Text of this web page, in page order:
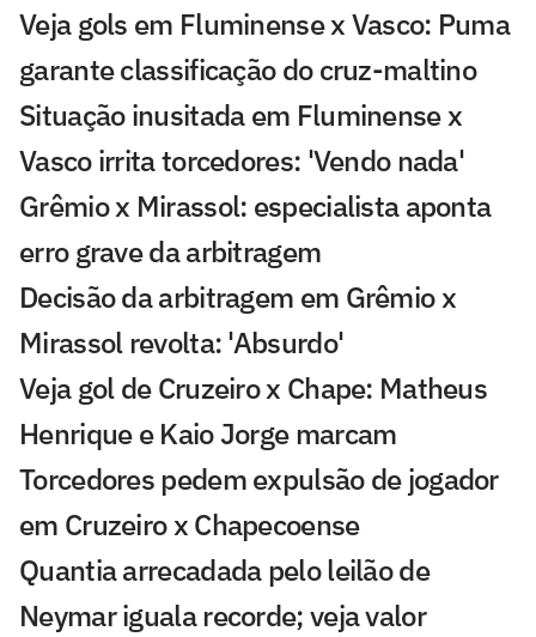
Veja gols em Fluminense x Vasco: Puma
garante classificação do cruz-maltino
Situação inusitada em Fluminense x
Vasco irrita torcedores: 'Vendo nada'
Grêmio x Mirassol: especialista aponta
erro grave da arbitragem
Decisão da arbitragem em Grêmio x
Mirassol revolta: 'Absurdo'
Veja gol de Cruzeiro x Chape: Matheus
Henrique e Kaio Jorge marcam
Torcedores pedem expulsão de jogador
em Cruzeiro x Chapecoense
Quantia arrecadada pelo leilão de
Neymar iguala recorde; veja valor